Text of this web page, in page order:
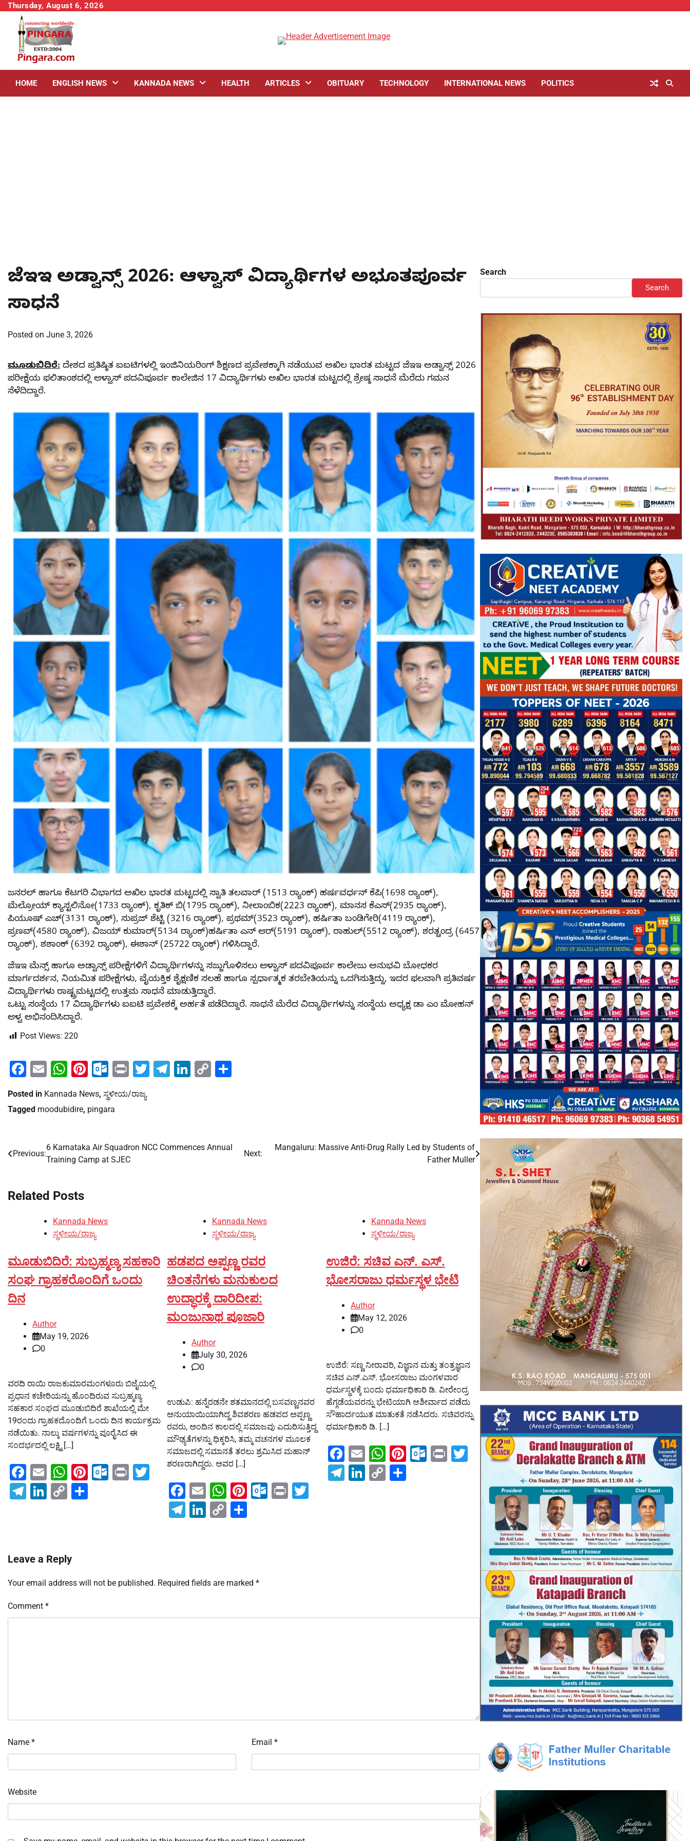
Skip
content
Thursday, August 6, 2026
HOME ENGLISH NEWS KANNADA NEWS HEALTH ARTICLES OBITUARY TECHNOLOGY INTERNATIONAL NEWS POLITICS
ಜೆಇಇ ಅಡ್ವಾನ್ಸ್ 2026: ಆಳ್ವಾಸ್ ವಿದ್ಯಾರ್ಥಿಗಳ ಅಭೂತಪೂರ್ವ
ಸಾಧನೆ
Posted on June 3, 2026
ಮೂಡುಬಿದಿರೆ: ದೇಶದ ಪ್ರತಿಷ್ಠಿತ ಐಐಟಿಗಳಲ್ಲಿ ಇಂಜಿನಿಯರಿಂಗ್ ಶಿಕ್ಷಣದ ಪ್ರವೇಶಕ್ಕಾಗಿ ನಡೆಯುವ ಅಖಿಲ ಭಾರತ ಮಟ್ಟದ ಜೆಇಇ ಅಡ್ವಾನ್ಸ್ 2026
ಪರೀಕ್ಷೆಯ ಫಲಿತಾಂಶದಲ್ಲಿ ಆಳ್ವಾಸ್ ಪದವಿಪೂರ್ವ ಕಾಲೇಜಿನ 17 ವಿದ್ಯಾರ್ಥಿಗಳು ಅಖಿಲ ಭಾರತ ಮಟ್ಟದಲ್ಲಿ ಶ್ರೇಷ್ಠ ಸಾಧನೆ ಮೆರೆದು ಗಮನ
ಸೆಳೆದಿದ್ದಾರೆ.
ಜನರಲ್ ಹಾಗೂ ಕೆಟಗರಿ ವಿಭಾಗದ ಅಖಿಲ ಭಾರತ ಮಟ್ಟದಲ್ಲಿ ಸ್ವಾತಿ ತಲವಾರ್ (1513 ರ‍್ಯಾಂಕ್) ಹರ್ಷವರ್ಧನ್ ಕೆಪಿ(1698 ರ‍್ಯಾಂಕ್),
ಮೆಲ್ರೋಯ್ ಕ್ಯಾಸ್ಟಲಿನೋ(1733 ರ‍್ಯಾಂಕ್), ಕೃತಿಕ್ ಬಿ(1795 ರ‍್ಯಾಂಕ್), ನೀಲಾಂಬಿಕ(2223 ರ‍್ಯಾಂಕ್), ಮಾನಸ ಕೆಎಸ್(2935 ರ‍್ಯಾಂಕ್),
ಪಿಯೂಷ್ ಎಚ್(3131 ರ‍್ಯಾಂಕ್), ಸುಪ್ರಜ್ ಶೆಟ್ಟಿ (3216 ರ‍್ಯಾಂಕ್), ಪ್ರಥಮ್(3523 ರ‍್ಯಾಂಕ್), ಹರ್ಷಿತಾ ಬಂಡಿಗೇರಿ(4119 ರ‍್ಯಾಂಕ್),
ಪ್ರಣವ್(4580 ರ‍್ಯಾಂಕ್), ವಿಜಯ್ ಕುಮಾರ್(5134 ರ‍್ಯಾಂಕ್)ಹರ್ಷಿತಾ ಎನ್ ಆರ್(5191 ರ‍್ಯಾಂಕ್), ರಾಹುಲ್(5512 ರ‍್ಯಾಂಕ್), ಶರತ್ಚಂದ್ರ (6457
ರ‍್ಯಾಂಕ್), ಶಶಾಂಕ್ (6392 ರ‍್ಯಾಂಕ್), ಈಶಾನ್ (25722 ರ‍್ಯಾಂಕ್) ಗಳಿಸಿದ್ದಾರೆ.
ಜೆಇಇ ಮೆನ್ಸ್ ಹಾಗೂ ಅಡ್ವಾನ್ಸ್ ಪರೀಕ್ಷೆಗಳಿಗೆ ವಿದ್ಯಾರ್ಥಿಗಳನ್ನು ಸಜ್ಜುಗೊಳಿಸಲು ಆಳ್ವಾಸ್ ಪದವಿಪೂರ್ವ ಕಾಲೇಜು ಅನುಭವಿ ಬೋಧಕರ
ಮಾರ್ಗದರ್ಶನ, ನಿಯಮಿತ ಪರೀಕ್ಷೆಗಳು, ವೈಯಕ್ತಿಕ ಶೈಕ್ಷಣಿಕ ಸಲಹೆ ಹಾಗೂ ಸ್ಪರ್ಧಾತ್ಮಕ ತರಬೇತಿಯನ್ನು ಒದಗಿಸುತ್ತಿದ್ದು, ಇದರ ಫಲವಾಗಿ ಪ್ರತಿವರ್ಷ
ವಿದ್ಯಾರ್ಥಿಗಳು ರಾಷ್ಟ್ರಮಟ್ಟದಲ್ಲಿ ಉತ್ತಮ ಸಾಧನೆ ಮಾಡುತ್ತಿದ್ದಾರೆ.
ಒಟ್ಟು ಸಂಸ್ಥೆಯ 17 ವಿದ್ಯಾರ್ಥಿಗಳು ಐಐಟಿ ಪ್ರವೇಶಕ್ಕೆ ಅರ್ಹತೆ ಪಡೆದಿದ್ದಾರೆ. ಸಾಧನೆ ಮೆರೆದ ವಿದ್ಯಾರ್ಥಿಗಳನ್ನು ಸಂಸ್ಥೆಯ ಅಧ್ಯಕ್ಷ ಡಾ ಎಂ ಮೋಹನ್
ಆಳ್ವ ಅಭಿನಂದಿಸಿದ್ದಾರೆ.
Post Views: 220
Facebook
EmailWhatsApp
Pinterest
Outlook.com
PrintTwitterTelegram
LinkedIn
Copy
Posted in Kannada News, ಸ್ಥಳೀಯ/ರಾಜ್ಯ
Tagged moodubidire, pingara
Post
Previous:
6 Karnataka Air Squadron NCC Commences Annual
Training Camp at SJEC
Next:
Mangaluru: Massive Anti-Drug Rally Led by Students of
Father Muller
Related Posts
Kannada News
ಸ್ಥಳೀಯ/ರಾಜ್ಯ
ಮೂಡುಬಿದಿರೆ: ಸುಬ್ರಹ್ಮಣ್ಯ ಸಹಕಾರಿ
ಸಂಘ ಗ್ರಾಹಕರೊಂದಿಗೆ ಒಂದು
ದಿನ
Author
May 19, 2026
0
ವರದಿ ರಾಯಿ ರಾಜಕುಮಾರಮಂಗಳೂರು ಬಿಜೈಯಲ್ಲಿ
ಪ್ರಧಾನ ಕಚೇರಿಯನ್ನು ಹೊಂದಿರುವ ಸುಬ್ರಹ್ಮಣ್ಯ
ಸಹಕಾರ ಸಂಘದ ಮೂಡುಬಿದಿರೆ ಶಾಖೆಯಲ್ಲಿ ಮೇ
19ರಂದು ಗ್ರಾಹಕದೊಂದಿಗೆ ಒಂದು ದಿನ ಕಾರ್ಯಕ್ರಮ
ನಡೆಯಿತು. ನಾಲ್ಕು ವರ್ಷಗಳನ್ನು ಪೂರೈಸಿದ ಈ
ಸಂದರ್ಭದಲ್ಲಿ ಲಕ್ಷ್ಮಿ […]
Facebook
EmailWhatsApp
Pinterest
Outlook.com
Print Twitter
Telegram
LinkedIn
Copy
Kannada News
ಸ್ಥಳೀಯ/ರಾಜ್ಯ
ಹಡಪದ ಅಪ್ಪಣ್ಣ ರವರ
ಚಿಂತನೆಗಳು ಮನುಕುಲದ
ಉದ್ಧಾರಕ್ಕೆ ದಾರಿದೀಪ:
ಮಂಜುನಾಥ ಪೂಜಾರಿ
Author
July 30, 2026
0
ಉಡುಪಿ: ಹನ್ನೆರಡನೇ ಶತಮಾನದಲ್ಲಿ ಬಸವಣ್ಣನವರ
ಅನುಯಾಯಿಯಾಗಿದ್ದ ಶಿವಶರಣ ಹಡಪದ ಅಪ್ಪಣ್ಣ
ರವರು, ಅಂದಿನ ಕಾಲದಲ್ಲಿ ಸಮಾಜವು ಎದುರಿಸುತ್ತಿದ್ದ
ಮೌಢ್ಯತೆಗಳನ್ನು ಧಿಕ್ಕರಿಸಿ, ತಮ್ಮ ವಚನಗಳ ಮೂಲಕ
ಸಮಾಜದಲ್ಲಿ ಸಮಾನತೆ ತರಲು ಶ್ರಮಿಸಿದ ಮಹಾನ್
ಶರಣರಾಗಿದ್ದರು. ಅವರ […]
Facebook
EmailWhatsApp
Pinterest
Outlook.com
PrintTwitter
Telegram
LinkedIn
CopyShare
Kannada News
ಸ್ಥಳೀಯ/ರಾಜ್ಯ
ಉಜಿರೆ: ಸಚಿವ ಎನ್. ಎಸ್.
ಭೋಸರಾಜು ಧರ್ಮಸ್ಥಳ ಭೇಟಿ
Author
May 12, 2026
0
ಉಜಿರೆ: ಸಣ್ಣ ನೀರಾವರಿ, ವಿಜ್ಞಾನ ಮತ್ತು ತಂತ್ರಜ್ಞಾನ
ಸಚಿವ ಎನ್.ಎಸ್. ಭೋಸರಾಜು ಮಂಗಳವಾರ
ಧರ್ಮಸ್ಥಳಕ್ಕೆ ಬಂದು ಧರ್ಮಾಧಿಕಾರಿ ಡಿ. ವೀರೇಂದ್ರ
ಹೆಗ್ಗಡೆಯವರನ್ನು ಭೇಟಿಯಾಗಿ ಆಶೀರ್ವಾದ ಪಡೆದು
ಸೌಹಾರ್ದಯುತ ಮಾತುಕತೆ ನಡೆಸಿದರು. ಸಚಿವರನ್ನು
ಧರ್ಮಾಧಿಕಾರಿ ಡಿ. […]
Facebook
EmailWhatsApp
Pinterest
Outlook.com
PrintTwitter
Telegram
LinkedIn
CopyShare
Leave a Reply
Your email address will not be published. Required fields are marked *
Comment *
Name * Email *
Website
Search
Search